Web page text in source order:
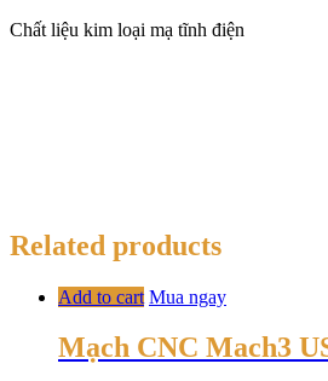
Chất liệu kim loại mạ tĩnh điện
Related products
Add to cart Mua ngay
Mạch CNC Mach3